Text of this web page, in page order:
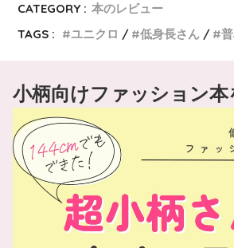
CATEGORY : 本のレビュー
TAGS :
ユニクロ 低身長さん
小柄向けファッション本